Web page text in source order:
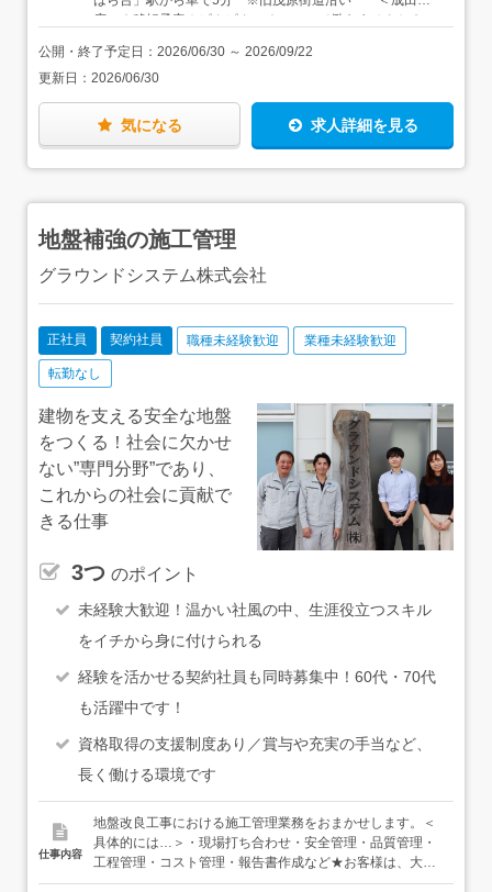
基本的な知識を付けていただければ十分です）●より専門
的なトラブルはメーカーのサービス担当へ相談して解決す
ることが多いです上記のように、営業だけではなく、事務
スタッフと1チームになってお客様のお困りごとを解決し
ていきます。個人ではなく「チームで働きたい」という方
にもピッタリなお仕事ですよ！＜一緒に働く営業スタッフ
＞【本社】営業9名（20代2名・30代3名・40代3名・50代
ションをとりながら協力しています。【成田支店】営業4
いとした会話をしながら、協力して仕事に取り組んでいま
名（40代1名・60代1名）東葛支店は5年前にオープンした
ばかり！きれいなオフィスで一緒に働きませんか？
店＞★移転予定！ピカピカのオフィスで働きませんか？
栄ICより車で12分（大栄カントリークラブすぐ横）
（移転後）成田市 大栄工業団地入口交差点近く 国道沿
い（バス停が目の前にあります） ※詳しくはお気軽にお
問い合わせください。 ＜東葛支店＞ 住所：千葉県流
山市おおたかの森北三丁目49-4 アクセス：「流山おおた
公開・終了予定日： 2026/06/30 ～ 2026/09/22
更新日： 2026/06/30
気になる 求人詳細を見る
地盤補強の施工管理
グラウンドシステム株式会社
正社員 契約社員 職種未経験歓迎 業種未経験歓迎
転勤なし
建物を支える安全な地盤
をつくる！社会に欠かせ
ない”専門分野”であり、
これからの社会に貢献で
きる仕事
3つ のポイント
未経験大歓迎！温かい社風の中、生涯役立つスキル
をイチから身に付けられる
経験を活かせる契約社員も同時募集中！60代・70代
も活躍中です！
資格取得の支援制度あり／賞与や充実の手当など、
長く働ける環境です
仕事内容
地盤改良工事における施工管理業務をおまかせします。＜
具体的には…＞・現場打ち合わせ・安全管理・品質管理・
工程管理・コスト管理・報告書作成など★お客様は、大手
ハウスメーカーや設計事務所などが中心。当社は、住宅・